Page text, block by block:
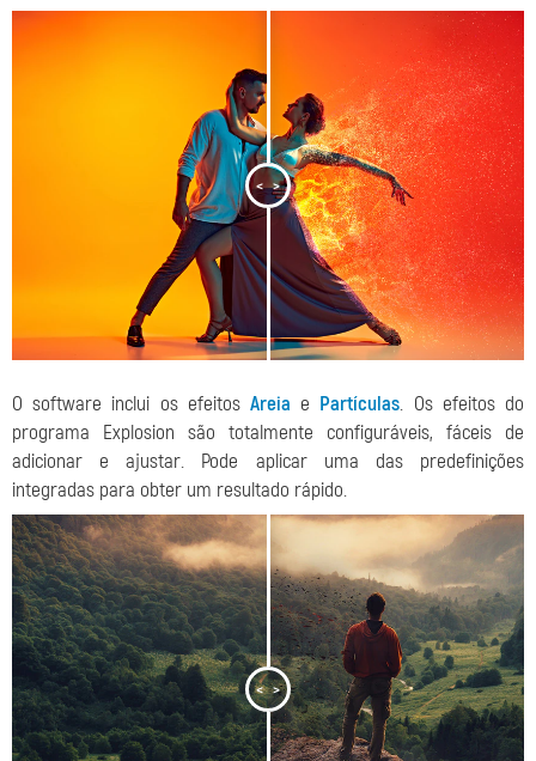
< >
O software inclui os efeitos Areia e Partículas. Os efeitos do
programa Explosion são totalmente configuráveis, fáceis de
adicionar e ajustar. Pode aplicar uma das predefinições
integradas para obter um resultado rápido.
< >